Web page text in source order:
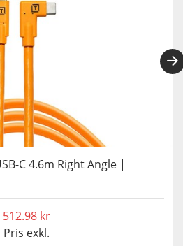
C 4.6m Right Angle |
Pris exkl.
512.98